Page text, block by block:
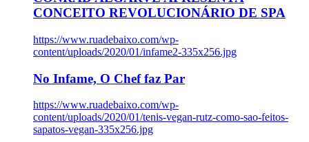
CONCEITO REVOLUCIONÁRIO DE SPA
https://www.ruadebaixo.com/wp-
content/uploads/2020/01/infame2-335x256.jpg
No Infame, O Chef faz Par
https://www.ruadebaixo.com/wp-
content/uploads/2020/01/tenis-vegan-rutz-como-sao-feitos-
sapatos-vegan-335x256.jpg